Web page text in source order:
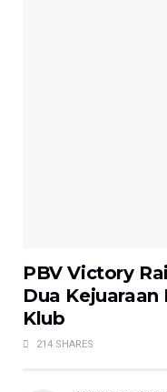
PBV Victory
Dua
Klub
214 SHARES